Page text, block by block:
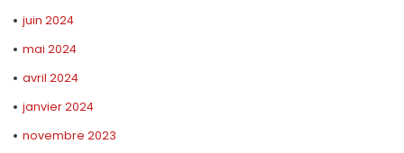
juin 2024
mai 2024
avril 2024
janvier 2024
novembre 2023